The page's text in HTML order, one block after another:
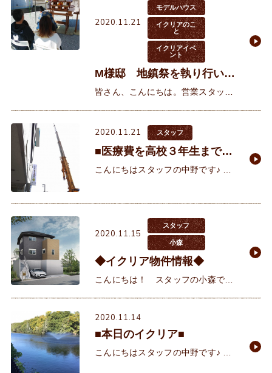
いから、通産省と余暇開
2020.11.21
モデルハウス
イクリアのこ
と
イクリアイベ
ント
M様邸 地鎮祭を執り行いま
した♪
皆さん、こんにちは。営業スタッフ
売と同時にご契約して頂いたM様で
すが、当時はまだ田んぼのままで
2020.11.21 スタッフ
■医療費を高校３年生まで無
料に！？■
こんにちはスタッフの中野です♪ 昨
2020.11.15
スタッフ
小森
◆イクリア物件情報◆
こんにちは！ スタッフの小森で
間時間に読書を再開しようと思いま
した。まずは、読みかけ
2020.11.14
■本日のイクリア■
こんにちはスタッフの中野です♪ 空